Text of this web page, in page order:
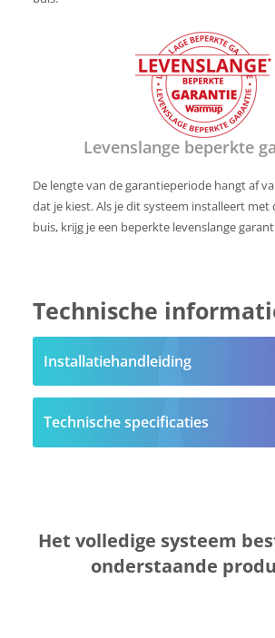
Levenslange beperkte
De lengte van de garantieperiode hangt af
dat je kiest. Als je dit systeem installeert met
buis, krijg je een beperkte levenslange
Technische
Installatiehandleiding
Technische specificaties
Het volledige systeem
onderstaande